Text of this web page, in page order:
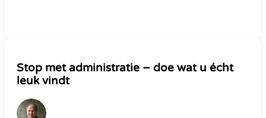
Stop met administratie – doe wat u écht
leuk vindt